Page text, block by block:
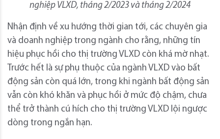
nghiệp VLXD, tháng 2/2023 và tháng 2/2024
Nhận định về xu hướng thời gian tới, các chuyên gia
và doanh nghiệp trong ngành cho rằng, những tín
hiệu phục hồi cho thị trường VLXD còn khá mờ nhạt.
Trước hết là sự phụ thuộc của ngành VLXD vào bất
động sản còn quá lớn, trong khi ngành bất động sản
vẫn còn khó khăn và phục hồi ở mức độ chậm, chưa
thể trở thành cú hích cho thị trường VLXD lội ngược
dòng trong ngắn hạn.